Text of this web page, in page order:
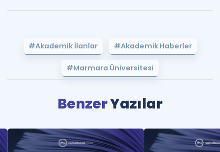
#Akademik İlanlar #Akademik Haberler
#Marmara Üniversitesi
BenzerYazılar